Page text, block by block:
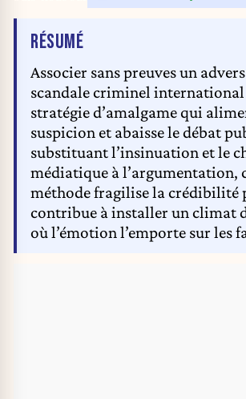
RÉSUMÉDE L'ARTICLE
Associer sans preuves un
scandale criminel international
stratégie d’amalgame qui
suspicion et abaisse le débat
substituant l’insinuation et le
médiatique à l’argumentation,
méthode fragilise la crédibilité
contribue à installer un climat
où l’émotion l’emporte sur les